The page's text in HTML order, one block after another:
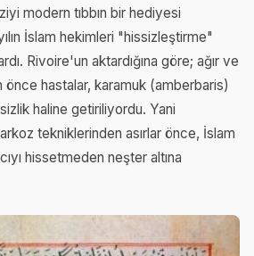
modern tıbbın bir hediyesi
İslam hekimleri "hissizleştirme"
Rivoire'un aktardığına göre; ağır ve
önce hastalar, karamuk (amberbaris)
haline getiriliyordu. Yani
tekniklerinden asırlar önce, İslam
hissetmeden neşter altına